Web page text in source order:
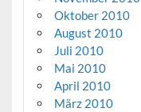
Oktober 2010
August 2010
Juli 2010
Mai 2010
April 2010
März 2010